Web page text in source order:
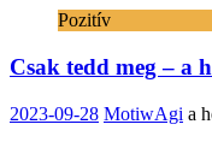
Pozitív
Csak tedd meg – a
2023-09-28 MotiwAgi a